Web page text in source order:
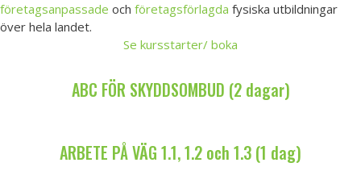
företagsanpassade och företagsförlagda fysiska utbildningar
över hela landet.
Se kursstarter/ boka
ABC FÖR SKYDDSOMBUD (2 dagar)
ARBETE PÅ VÄG 1.1, 1.2 och 1.3 (1 dag)